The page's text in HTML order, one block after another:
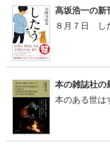
高坂浩一の新
８月７日 し
本の雑誌社の
本のある世は